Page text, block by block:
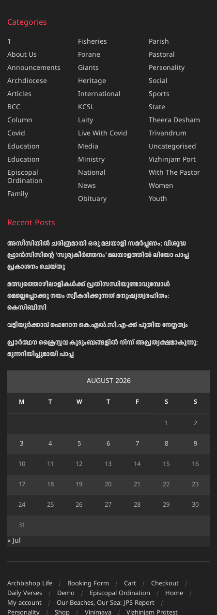
Categories
1
About Us
Announcements
Archdiocese
Articles
BCC
Column
Covid
Education
Education
Episcopal
Ordination
Family
Fisheries
Forane
Giants
Heritage
International
KCSL
Laity
Live With Covid
Media
Ministry
National
News
Obituary
Parish
Pastoral
Personality
Social
Sports
State
Theera Desham
Trivandrum
Uncategorised
Vizhinjam Port
With The Pastor
Women
Youth
Recent Posts
അസീസിയിൽ ചരിത്രമായി ഒരു മലയാളി സമർപ്പണം; വിശുദ്ധ
ഫ്രാൻസിസിന്റെ ‘സൂര്യകീർത്തനം’ മലയാളത്തിൽ ലിയോ പാപ്പ
പ്രകാശനം ചെയ്തു
മത്സ്യത്തൊഴിലാളികള്‍ക്ക് പ്രതിസന്ധിയുണ്ടാവുമ്പോള്‍
മെല്ലെപ്പോക്കു നയം സ്വീകരിക്കുന്നത് മനുഷ്യത്വരഹിതം:
കെസിബിസി
വട്ടിയൂർക്കാവ് ഫെറോന കെ.എൽ.സി.എ-ക്ക് പുതിയ നേതൃത്വം
പ്രാര്‍ത്ഥന ക്രൈസ്തവ കുടുംബങ്ങളില്‍ നിന്ന് അപ്രത്യക്ഷമാകുന്നു:
മുന്നറിയിപ്പുമായി പാപ്പ
AUGUST 2026
M T W T F S S
1 2
3 4 5 6 7 8 9
10 11 12 13 14 15 16
17 18 19 20 21 22 23
24 25 26 27 28 29 30
31
« Jul
Archbishop Life Booking Form Cart
Checkout
Daily Verses
Demo Episcopal Ordination
Home
My account
Our Beaches, Our Sea: JPS Report
Personality
Shop Vinimaya Vizhinjam Protest